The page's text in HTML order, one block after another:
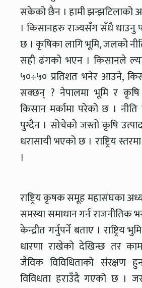
सकेको छैन । हामी झन्झटिलाको
। किसानहरु राज्यसँग सँधै धाउनु
छ । कृषिका लागि भूमि, जलको
सही ढंगको भएन । किसानले
५०÷५० प्रतिशत भनेर आउने,
सक्छन् ? नेपालमा भूमि र कृषि
किसान मर्कामा परेको छ । नीति
पुग्दैन । सोचेको जस्तो कृषि
धरासायी भएको छ । राष्ट्रिय
।
राष्ट्रिय कृषक समूह महासंघका
समस्या समाधान गर्न राजनीतिक
केन्द्रीत गर्नुपर्ने बताए । राष्ट्रिय
धारणा राखेको देखिन्छ तर
जैविक विविधिताको संरक्षण
विविधता हराउँदै गएको छ ।